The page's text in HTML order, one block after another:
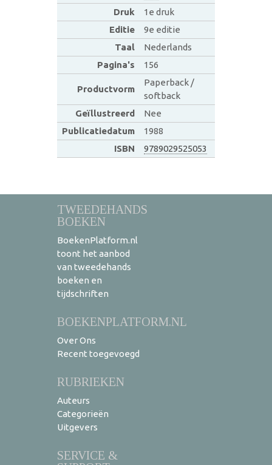
Druk
1e druk
Editie
9e editie
Taal
Nederlands
Pagina's
156
Productvorm
Paperback /
softback
Geïllustreerd
Nee
Publicatiedatum
1988
ISBN
9789029525053
TWEEDEHANDS
BOEKEN
BoekenPlatform.nl
toont het aanbod
van tweedehands
boeken en
tijdschriften
BOEKENPLATFORM.NL
Over Ons
Recent toegevoegd
RUBRIEKEN
Auteurs
Categorieën
Uitgevers
SERVICE &